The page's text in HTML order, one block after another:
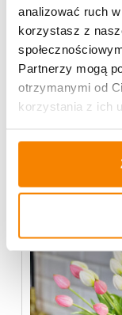
analizować ruch
korzystasz z
Partnerzy mogą
otrzymanymi od
korzystania z ich
Opis produktu
Specyfikacja
Opinie
Więcej z